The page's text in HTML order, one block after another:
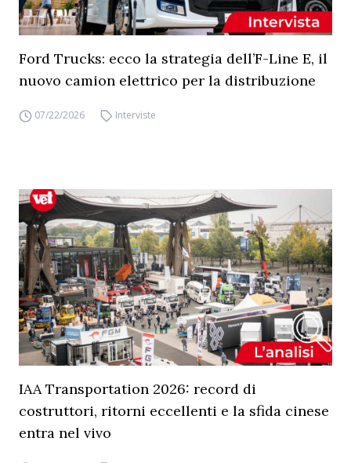
Ford Trucks: ecco la strategia dell’F-Line E, il
nuovo camion elettrico per la distribuzione
07/22/2026 Interviste
IAA Transportation 2026: record di
costruttori, ritorni eccellenti e la sfida cinese
entra nel vivo